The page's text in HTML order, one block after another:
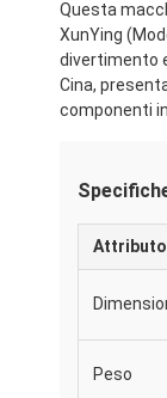
Questa
XunYing
divertimento
Cina,
componenti
Attributo
Peso